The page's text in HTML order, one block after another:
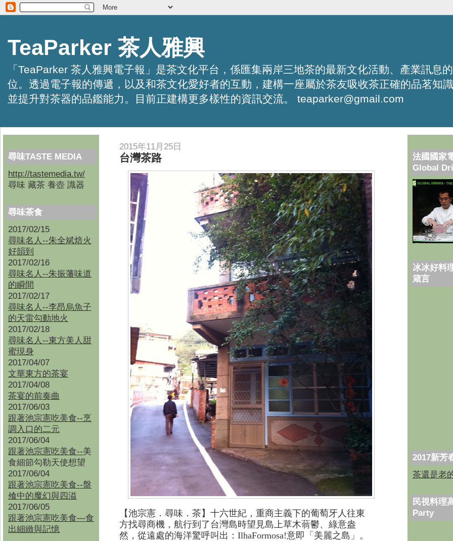
TeaParker 茶人雅興
「TeaParker 茶人雅興電子報」是茶文化平台，係匯集兩岸三地茶的最新文化活動、產業訊息
位。透過電子報的傳遞，以及和茶文化愛好者的互動，建構一座屬於茶友吸收茶正確的品茗知
並提升對茶器的品鑑能力。目前正建構更多樣性的資訊交流。 teaparker@gmail.com
尋味TASTE MEDIA
http://tastemedia.tw/
尋味 藏茶 養壺 識器
尋味茶食
2017/02/15
尋味名人--朱全斌焙火
好韻到
2017/02/16
尋味名人--朱振藩味道
的瞬間
2017/02/17
尋味名人--李昂烏魚子
的天雷勾動地火
2017/02/18
尋味名人--東方美人甜
蜜現身
2017/04/07
文華東方的茶宴
2017/04/08
茶宴的前奏曲
2017/06/03
跟著池宗憲吃美食--烹
調入口的二元
2017/06/04
跟著池宗憲吃美食--美
食細節勾勒天使想望
2017/06/04
跟著池宗憲吃美食--盤
飧中的魔幻與四溢
2017/06/05
跟著池宗憲吃美食—食
出細緻與記憶
2015年11月25日
台灣茶路
【池宗憲．尋味．茶】 十六世紀，重商主義下的葡萄牙人往東
方找尋商機，航行到了台灣島時望見島上草木蓊鬱、綠意盎
然，從遠處的海洋驚呼叫出：IlhaFormosa!意即「美麗之島」。
法國國家
Global
冰冰好料
箴言
2017新芳
茶還是老
民視料理
Party